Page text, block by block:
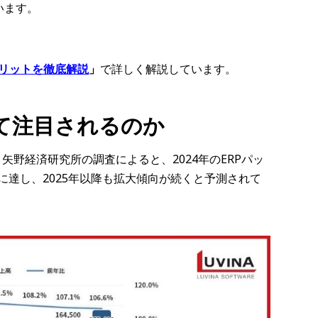
す。
ットを徹底解説」 で詳しく解説しています。
注目されるのか
野経済研究所の調査によると、2024年のERPパッ
し、2025年以降も拡大傾向が続くと予測されて